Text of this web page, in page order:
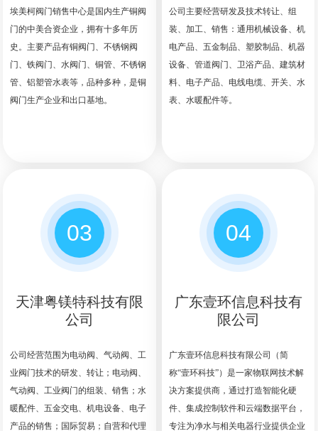
埃美柯阀门销售中心是国内生产铜阀
门的中美合资企业，拥有十多年历
史。主要产品有铜阀门、不锈钢阀
门、铁阀门、水阀门、铜管、不锈钢
管、铝塑管水表等，品种多种，是铜
阀门生产企业和出口基地。
公司主要经营研发及技术转让、组
装、加工、销售：通用机械设备、机
电产品、五金制品、塑胶制品、机器
设备、管道阀门、卫浴产品、建筑材
料、电子产品、电线电缆、开关、水
表、水暖配件等。
03
天津粤镁特科技有限
公司
公司经营范围为电动阀、气动阀、工
业阀门技术的研发、转让；电动阀、
气动阀、工业阀门的组装、销售；水
暖配件、五金交电、机电设备、电子
产品的销售；国际贸易；自营和代理
04
广东壹环信息科技有
限公司
广东壹环信息科技有限公司（简
称“壹环科技”）是一家物联网技术解
决方案提供商，通过打造智能化硬
件、集成控制软件和云端数据平台，
专注为净水与相关电器行业提供企业